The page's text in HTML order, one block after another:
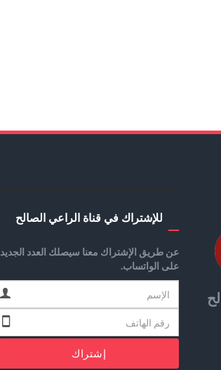
للإشتراك في قناة الراعي الصالح
عن طريق الإشتراك معنا سيصلك العدد الجديد
على الواتساب.
إشتراك